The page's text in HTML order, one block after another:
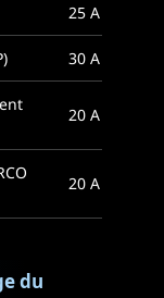
25 A
30 A
20 A
20 A
du